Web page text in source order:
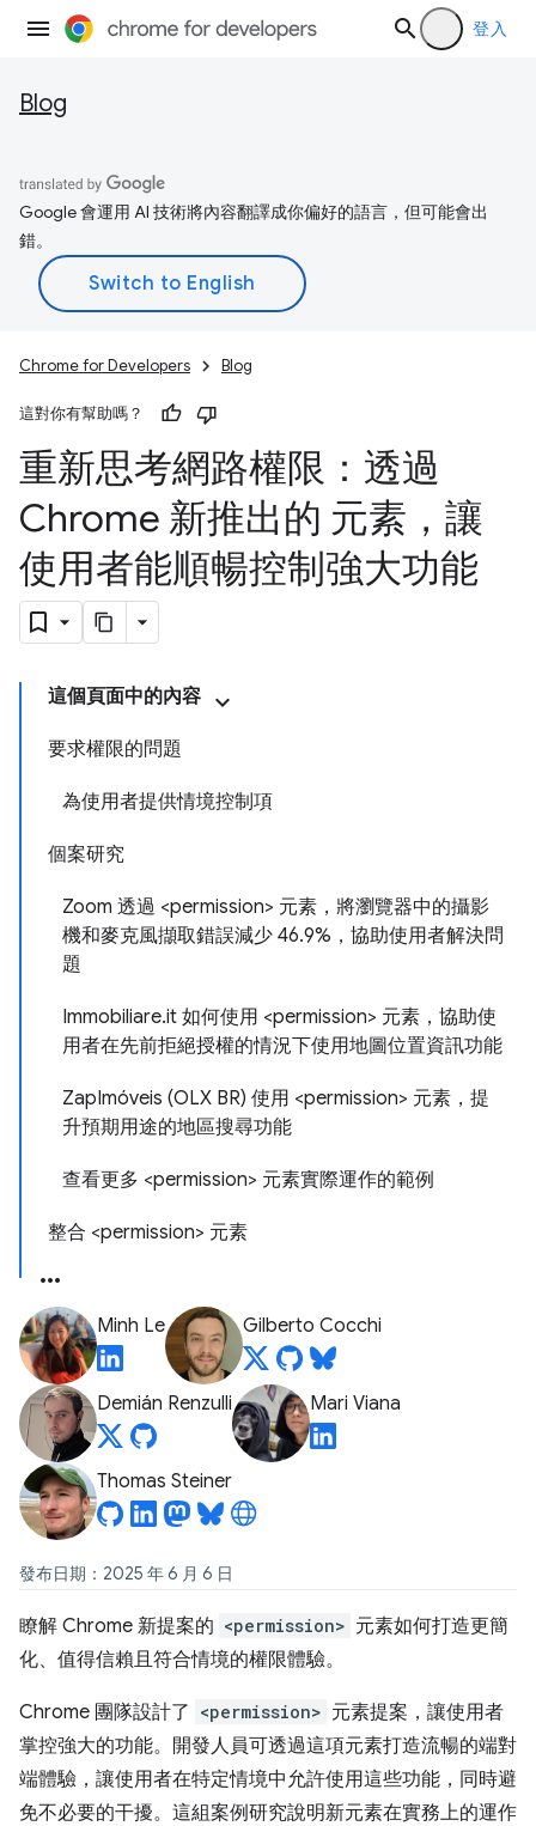
登入
Blog
Google 會運用 AI 技術將內容翻譯成你偏好的語言，但可能會出
錯。
Chrome for Developers Blog
這對你有幫助嗎？
重新思考網路權限：透過
Chrome 新推出的 元素，讓
使用者能順暢控制強大功能
這個頁面中的內容
要求權限的問題
為使用者提供情境控制項
個案研究
Zoom 透過 <permission> 元素，將瀏覽器中的攝影
機和麥克風擷取錯誤減少 46.9%，協助使用者解決問
題
Immobiliare.it 如何使用 <permission> 元素，協助使
用者在先前拒絕授權的情況下使用地圖位置資訊功能
ZapImóveis (OLX BR) 使用 <permission> 元素，提
升預期用途的地區搜尋功能
查看更多 <permission> 元素實際運作的範例
整合 <permission> 元素
Minh Le Gilberto Cocchi
Demián Renzulli Mari Viana
Thomas Steiner
發布日期：2025 年 6 月 6 日
瞭解 Chrome 新提案的 <permission> 元素如何打造更簡
化、值得信賴且符合情境的權限體驗。
Chrome 團隊設計了 <permission> 元素提案，讓使用者
掌控強大的功能。開發人員可透過這項元素打造流暢的端對
端體驗，讓使用者在特定情境中允許使用這些功能，同時避
免不必要的干擾。這組案例研究說明新元素在實務上的運作